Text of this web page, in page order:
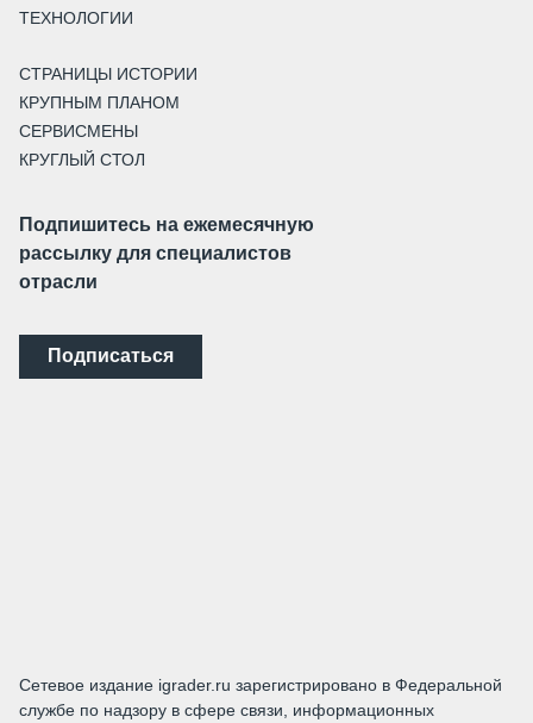
ТЕХНОЛОГИИ
СТРАНИЦЫ ИСТОРИИ
КРУПНЫМ ПЛАНОМ
СЕРВИСМЕНЫ
КРУГЛЫЙ СТОЛ
Подпишитесь на ежемесячную
рассылку для специалистов
отрасли
Подписаться
Сетевое издание igrader.ru зарегистрировано в Федеральной
службе по надзору в сфере связи, информационных